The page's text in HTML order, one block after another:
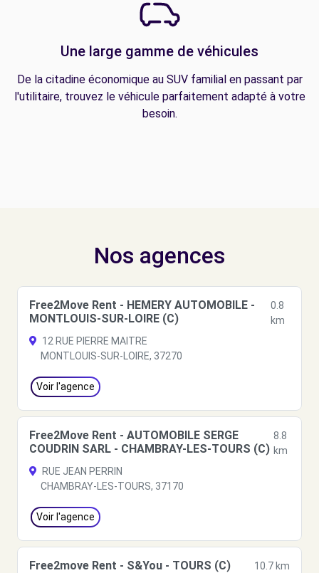
Une large gamme de véhicules
De la citadine économique au SUV familial en passant par
l'utilitaire, trouvez le véhicule parfaitement adapté à votre
besoin.
Nos agences
Free2Move Rent - HEMERY AUTOMOBILE -
MONTLOUIS-SUR-LOIRE (C)
0.8
km
12 RUE PIERRE MAITRE
MONTLOUIS-SUR-LOIRE, 37270
Voir l'agence
Free2Move Rent - AUTOMOBILE SERGE
COUDRIN SARL - CHAMBRAY-LES-TOURS (C)
8.8
km
RUE JEAN PERRIN
CHAMBRAY-LES-TOURS, 37170
Voir l'agence
Free2move Rent - S&You - TOURS (C)
10.7 km